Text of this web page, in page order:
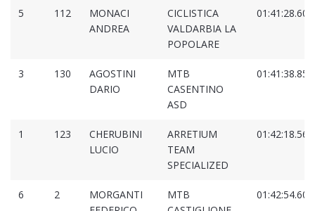
5 112
MONACI
ANDREA
CICLISTICA
VALDARBIA LA
POPOLARE
01:41:28.602
3 130
AGOSTINI
DARIO
MTB
CASENTINO
ASD
01:41:38.852
1 123
CHERUBINI
LUCIO
ARRETIUM
TEAM
SPECIALIZED
01:42:18.569
6 2
MORGANTI
MTB
01:42:54.605